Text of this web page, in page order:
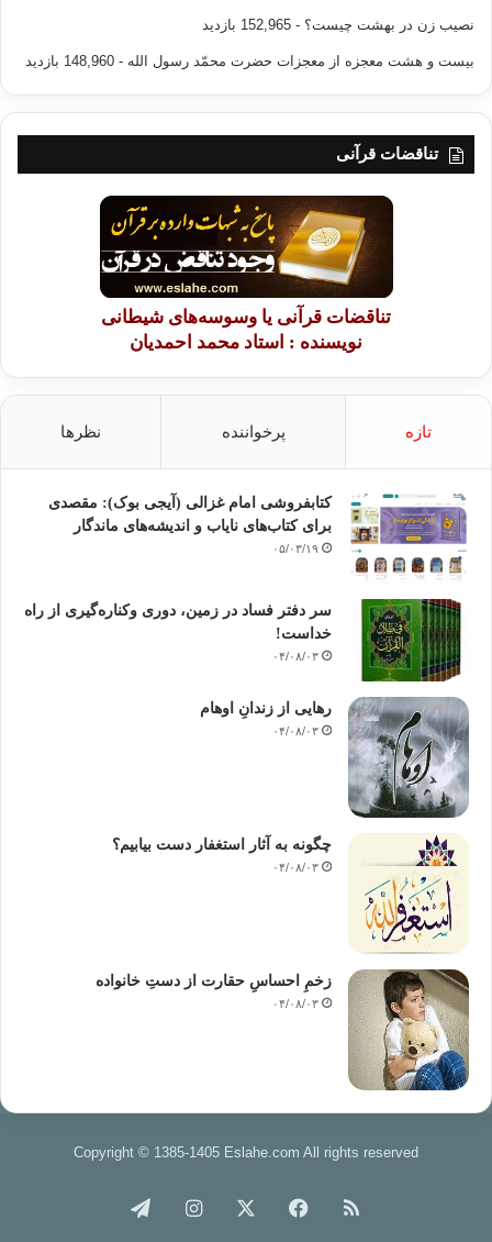
نصیب زن در بهشت چیست؟ - 152,965 بازدید
بیست و هشت معجزه از معجزات حضرت محمّد رسول الله - 148,960 بازدید
تناقضات قرآنی
تناقضات قرآنی یا وسوسه‌های شیطانی
نویسنده : استاد محمد احمدیان
تازه پرخواننده نظرها
کتابفروشی امام غزالی (آیجی بوک): مقصدی
برای کتاب‌های نایاب و اندیشه‌های ماندگار
۰۵/۰۳/۱۹
سر دفتر فساد در زمین‌، دوری وکناره‌گیری از راه
خداست‌!
۰۴/۰۸/۰۳
رهایی از زندانِ اوهام
۰۴/۰۸/۰۳
چگونه به آثار استغفار دست بیابیم؟
۰۴/۰۸/۰۳
زخمِ احساسِ حقارت از دستِ خانواده
۰۴/۰۸/۰۳
Copyright © 1385-1405 Eslahe.com All rights reserved
خوراک فیس اینستاگرام